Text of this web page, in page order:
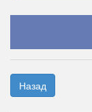
Назад